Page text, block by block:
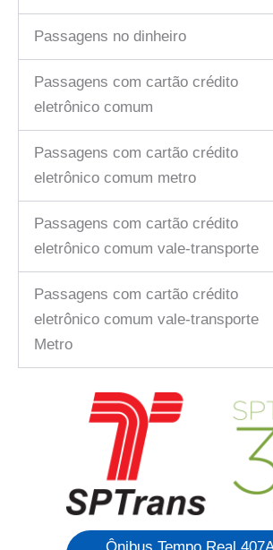
Passagens no dinheiro
Passagens com cartão crédito
eletrônico comum
Passagens com cartão crédito
eletrônico comum metro
Passagens com cartão crédito
eletrônico comum vale-transporte
Passagens com cartão crédito
eletrônico comum vale-transporte
Metro